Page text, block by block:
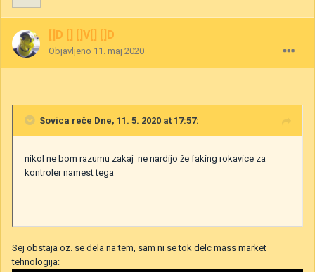
[]D [] []V[] []D
Objavljeno 11. maj 2020
Sovica reče Dne, 11. 5. 2020 at 17:57:
nikol ne bom razumu zakaj ne nardijo že faking rokavice za
kontroler namest tega
Sej obstaja oz. se dela na tem, sam ni se tok delc mass market
tehnologija: